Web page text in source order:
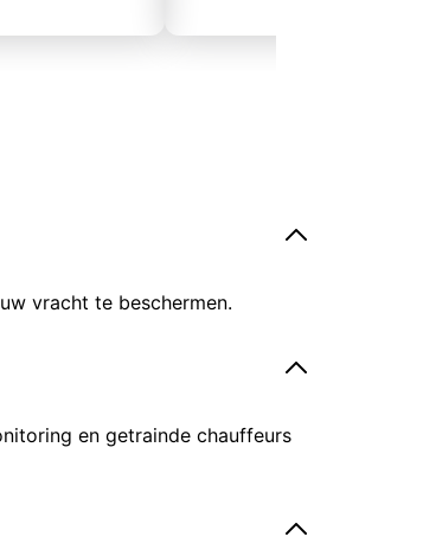
vracht te beschermen.
en getrainde chauffeurs